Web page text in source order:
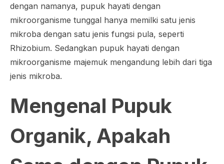
dengan namanya, pupuk hayati dengan
mikroorganisme tunggal hanya memilki satu jenis
mikroba dengan satu jenis fungsi pula, seperti
Rhizobium. Sedangkan pupuk hayati dengan
mikroorganisme majemuk mengandung lebih dari tiga
jenis mikroba.
Mengenal Pupuk
Organik, Apakah